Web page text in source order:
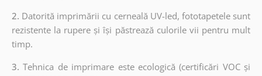
2. Datorită imprimării cu cerneală UV-led, fototapetele sunt
rezistente la rupere și își păstrează culorile vii pentru mult
timp.
3.Tehnica de imprimare este ecologică (certificări VOC și